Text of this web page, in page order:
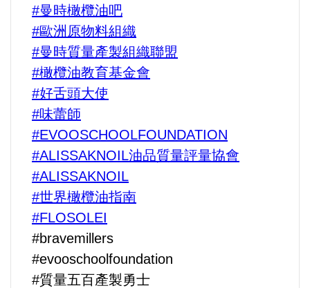
#曼時橄欖油吧
#歐洲原物料組織
#曼時質量產製組織聯盟
#橄欖油教育基金會
#好舌頭大使
#味蕾師
#EVOOSCHOOLFOUNDATION
#ALISSAKNOIL油品質量評量協會
#ALISSAKNOIL
#世界橄欖油指南
#FLOSOLEI
#bravemillers
#evooschoolfoundation
#質量五百產製勇士